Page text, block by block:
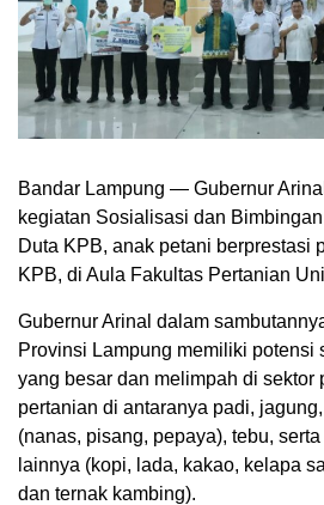
Bandar Lampung — Gubernur
kegiatan Sosialisasi dan
Duta KPB, anak petani berprestasi
KPB, di Aula Fakultas Pertanian
Gubernur Arinal dalam
Provinsi Lampung memiliki potensi
yang besar dan melimpah di sektor
pertanian di antaranya padi,
(nanas, pisang, pepaya), tebu,
lainnya (kopi, lada, kakao, kelapa
dan ternak kambing).